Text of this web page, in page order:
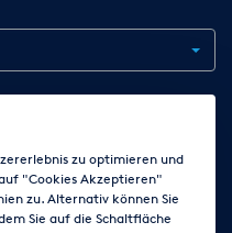
Einstellungen ändern
auf
zu optimieren und
"Cookies Akzeptieren"
zu. Alternativ können Sie
Sie auf die Schaltfläche